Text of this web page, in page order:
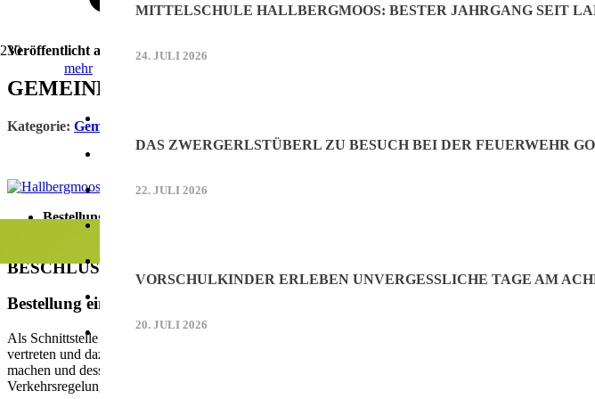
mehr
Printwerbung im Mooskurier
Mediadaten (PDF)
MITTELSCHULE HALLBERGMOOS: BESTER JAHRGANG SEIT
24. JULI 2026
DAS ZWERGERLSTÜBERL ZU BESUCH BEI DER FEUERWEHR
22. JULI 2026
VORSCHULKINDER ERLEBEN UNVERGESSLICHE TAGE AM
20. JULI 2026
Veröffentlicht am 16. Juni 2020
GEMEINDERAT – Sitzung vom 16. Juni 2020
Kategorie: Gemeinderat
Bestellung eines ehrenamtlichen Fahrradbeauf tragten für die Gemeinde Hallbergmoos
Festlegung Straßennamen für zwei Abschnitte in Hallbergmoos
BESCHLÜSSE
Bestellung eines ehrenamtlichen Fahrradbeauftragten für die Gemeinde
Als Schnittstelle zwischen den Bürgerinnen und Bürgern, der Politik und Verwaltung – das sollte die
vertreten und dazu als Koordinator des Arbeitskreises Radverkehr fungieren. Die Gemeinde würde
machen und dessen Stellenwert auf kommunaler Ebene betonen. Dabei solle dieser laut
Verkehrsregelung, Koordination von Aktivitäten mit dem Rad einbezogen werden.